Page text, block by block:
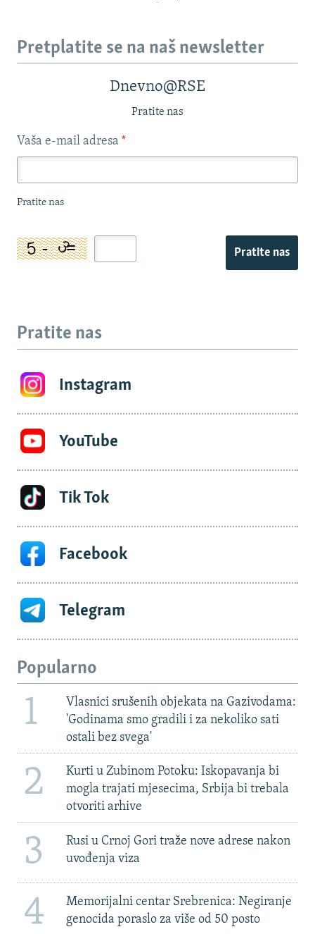
Pretplatite se na naš newsletter
Dnevno@RSE
Pratite nas
Vaša e-mail adresa *
Pratite nas
Pratite nas
Pratite nas
Instagram
YouTube
Tik Tok
Facebook
Telegram
Popularno
1
Vlasnici srušenih objekata na Gazivodama:
'Godinama smo gradili i za nekoliko sati
ostali bez svega'
2
Kurti u Zubinom Potoku: Iskopavanja bi
mogla trajati mjesecima, Srbija bi trebala
otvoriti arhive
3
Rusi u Crnoj Gori traže nove adrese nakon
uvođenja viza
4
Memorijalni centar Srebrenica: Negiranje
genocida poraslo za više od 50 posto